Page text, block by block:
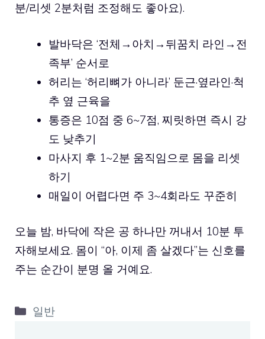
분/리셋 2분처럼 조정해도 좋아요).
발바닥은 ‘전체→아치→뒤꿈치 라인→전
족부’ 순서로
허리는 ‘허리뼈가 아니라’ 둔근·옆라인·척
추 옆 근육을
통증은 10점 중 6~7점, 찌릿하면 즉시 강
도 낮추기
마사지 후 1~2분 움직임으로 몸을 리셋
하기
매일이 어렵다면 주 3~4회라도 꾸준히
오늘 밤, 바닥에 작은 공 하나만 꺼내서 10분 투
자해보세요. 몸이 “아, 이제 좀 살겠다”는 신호를
주는 순간이 분명 올 거예요.
카
일반